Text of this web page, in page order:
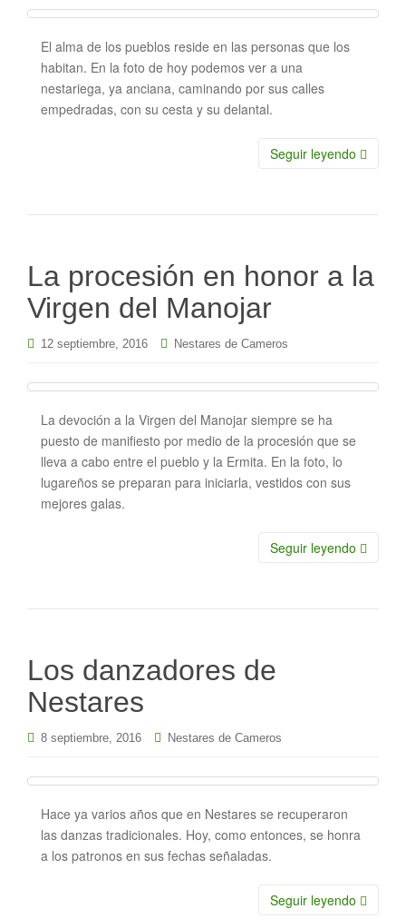
El alma de los pueblos reside en las personas que los
habitan. En la foto de hoy podemos ver a una
nestariega, ya anciana, caminando por sus calles
empedradas, con su cesta y su delantal.
Seguir leyendo
La procesión en honor a la
Virgen del Manojar
12 septiembre, 2016 Nestares de Cameros
La devoción a la Virgen del Manojar siempre se ha
puesto de manifiesto por medio de la procesión que se
lleva a cabo entre el pueblo y la Ermita. En la foto, lo
lugareños se preparan para iniciarla, vestidos con sus
mejores galas.
Seguir leyendo
Los danzadores de
Nestares
8 septiembre, 2016 Nestares de Cameros
Hace ya varios años que en Nestares se recuperaron
las danzas tradicionales. Hoy, como entonces, se honra
a los patronos en sus fechas señaladas.
Seguir leyendo